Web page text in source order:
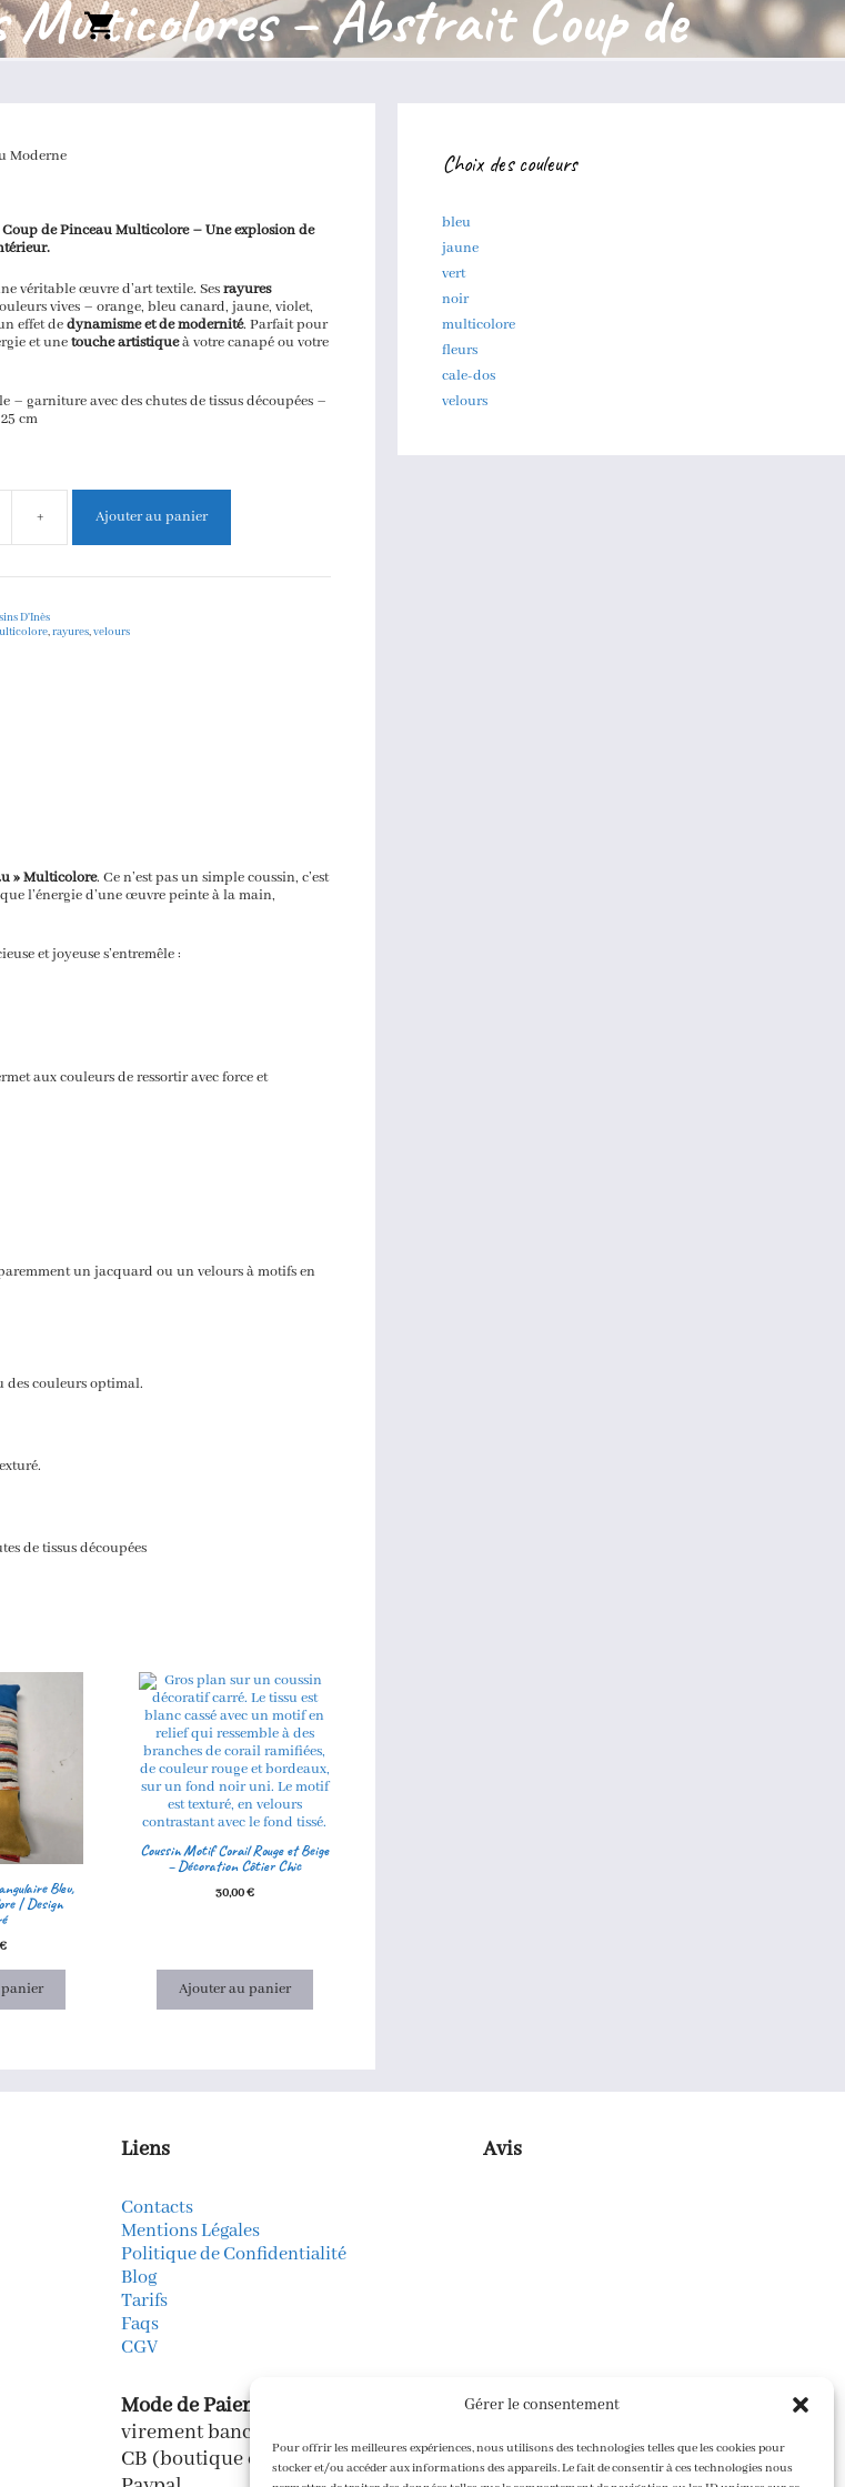
Gérer le consentement
Pour offrir les meilleures expériences, nous utilisons des technologies telles que les cookies pour
stocker et/ou accéder aux informations des appareils. Le fait de consentir à ces technologies nous
Multicolores – Abstrait Coup de
Moderne
Moderne
de Pinceau Multicolore – Une explosion de
véritable œuvre d’art textile. Sesrayures
vives – orange, bleu canard, jaune, violet,
effet dedynamisme et de modernité. Parfait pour
et unetouche artistiqueà votre canapé ou votre
– garniture avec des chutes de tissus découpées –
cm
+ Ajouter au panier
D'Inès
,rayures,velours
» Multicolore. Ce n’est pas un simple coussin, c’est
l’énergie d’une œuvre peinte à la main,
et joyeuse s’entremêle :
aux couleurs de ressortir avec force et
un jacquard ou un velours à motifs en
des couleurs optimal.
de tissus découpées
Bleu,
| Design
€
Coussin Motif Corail Rouge et Beige
– Décoration Côtier Chic
30,00€
Ajouter au panier
Choix des couleurs
bleu
jaune
vert
noir
multicolore
fleurs
cale-dos
velours
Liens
Contacts
Mentions Légales
Politique de Confidentialité
Blog
Tarifs
Faqs
CGV
Mode de Paiements
virement bancaire
CB (boutique en ligne)
Avis